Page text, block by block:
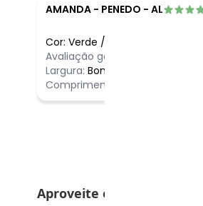
AMANDA - PENEDO - AL
Cor: Verde /
Avaliação geral do produto:
Largura: Bom
Comprimento:
Aproveite e compre junto